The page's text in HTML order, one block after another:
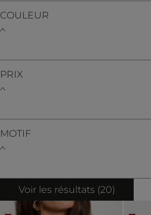
COULEUR
PRIX
MOTIF
Voir les résultats (20)